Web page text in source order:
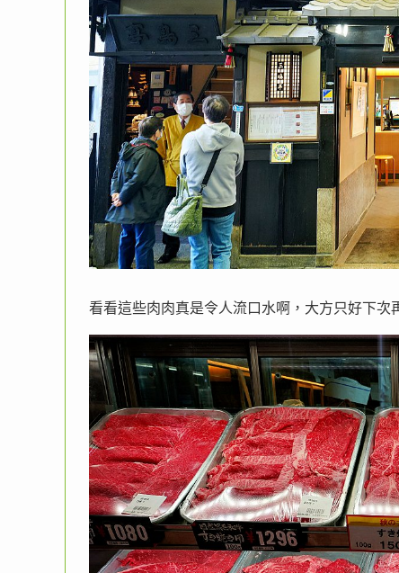
看看這些肉肉真是令人流口水啊，大方只好下次